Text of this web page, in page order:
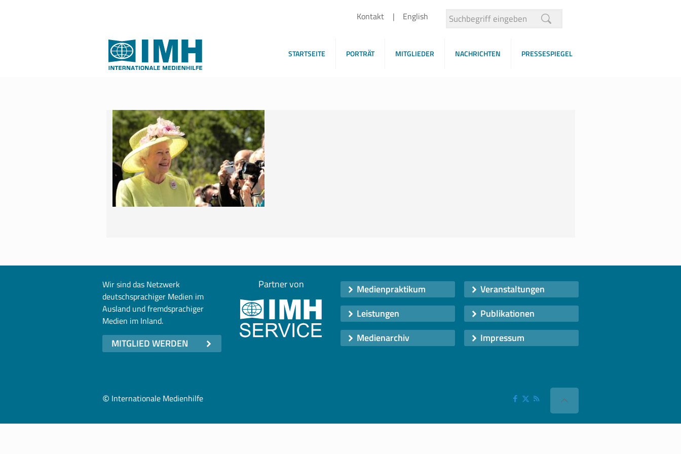
Kontakt English
STARTSEITE PORTRÄT MITGLIEDER NACHRICHTEN PRESSESPIEGEL
Wir sind das Netzwerk
deutschsprachiger Medien im
Ausland und fremdsprachiger
Medien im Inland.
MITGLIED WERDEN
Partner von
Medienpraktikum
Leistungen
Medienarchiv
Veranstaltungen
Publikationen
Impressum
© Internationale Medienhilfe